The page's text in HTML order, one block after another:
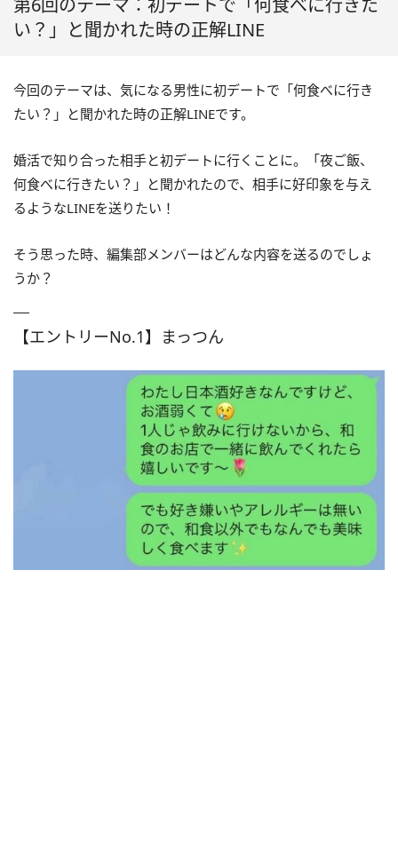
第6回のテーマ：初デートで「何食べに行きた
い？」と聞かれた時の正解LINE
今回のテーマは、気になる男性に初デートで「何食べに行き
たい？」と聞かれた時の正解LINEです。
婚活で知り合った相手と初デートに行くことに。「夜ご飯、
何食べに行きたい？」と聞かれたので、相手に好印象を与え
るようなLINEを送りたい！
そう思った時、編集部メンバーはどんな内容を送るのでしょ
うか？
【エントリーNo.1】まっつん